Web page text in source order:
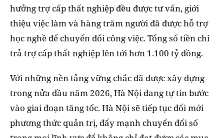
hưởng trợ cấp thất nghiệp đều được tư vấn, giới
thiệu việc làm và hàng trăm người đã được hỗ trợ
học nghề để chuyển đổi công việc. Tổng số tiền chi
trả trợ cấp thất nghiệp lên tới hơn 1.100 tỷ đồng.
Với những nền tảng vững chắc đã được xây dựng
trong nửa đầu năm 2026, Hà Nội đang tự tin bước
vào giai đoạn tăng tốc. Hà Nội sẽ tiếp tục đổi mới
phương thức quản trị, đẩy mạnh chuyển đổi số